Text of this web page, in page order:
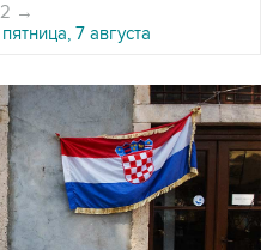
→
7 августа